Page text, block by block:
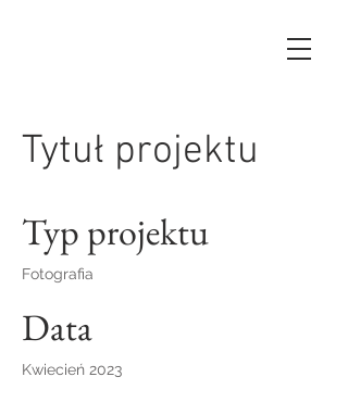
Tytuł projektu
Typ projektu
Fotografia
Data
Kwiecień 2023